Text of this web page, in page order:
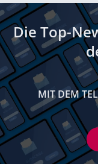
Die Top-
MIT DEM